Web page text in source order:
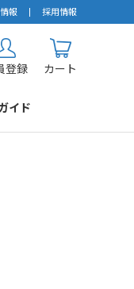
報 採用情報
登録 カート
イド